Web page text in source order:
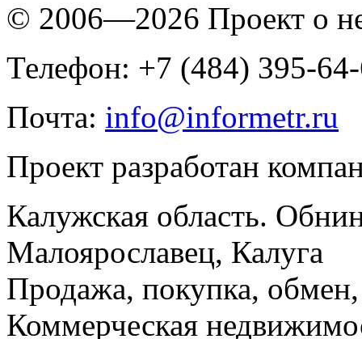
© 2006—2026 Проект о
Телефон: +7 (484) 395-
Почта: info@informetr.ru
Проект разработан
Калужская область.
Малоярославец, Калуга
Продажа, покупка, обмен,
Коммерческая